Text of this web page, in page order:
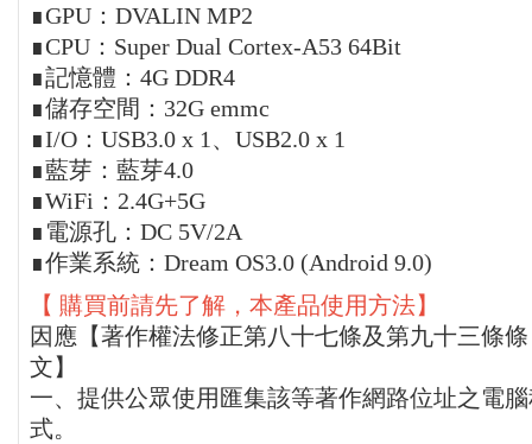
∎GPU：DVALIN MP2
∎CPU：Super Dual Cortex-A53 64Bit
∎記憶體：4G DDR4
∎儲存空間：32G emmc
∎I/O：USB3.0 x 1、USB2.0 x 1
∎藍芽：藍芽4.0
∎WiFi：2.4G+5G
∎電源孔：DC 5V/2A
∎作業系統：Dream OS3.0 (Android 9.0)
【 購買前請先了解，本產品使用方法】
因應【著作權法修正第八十七條及第九十三條條
文】
一、提供公眾使用匯集該等著作網路位址之電
式。